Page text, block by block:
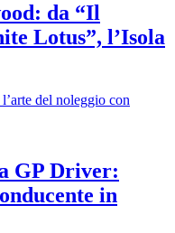
da “Il
Lotus”, l’Isola
GP Driver:
in